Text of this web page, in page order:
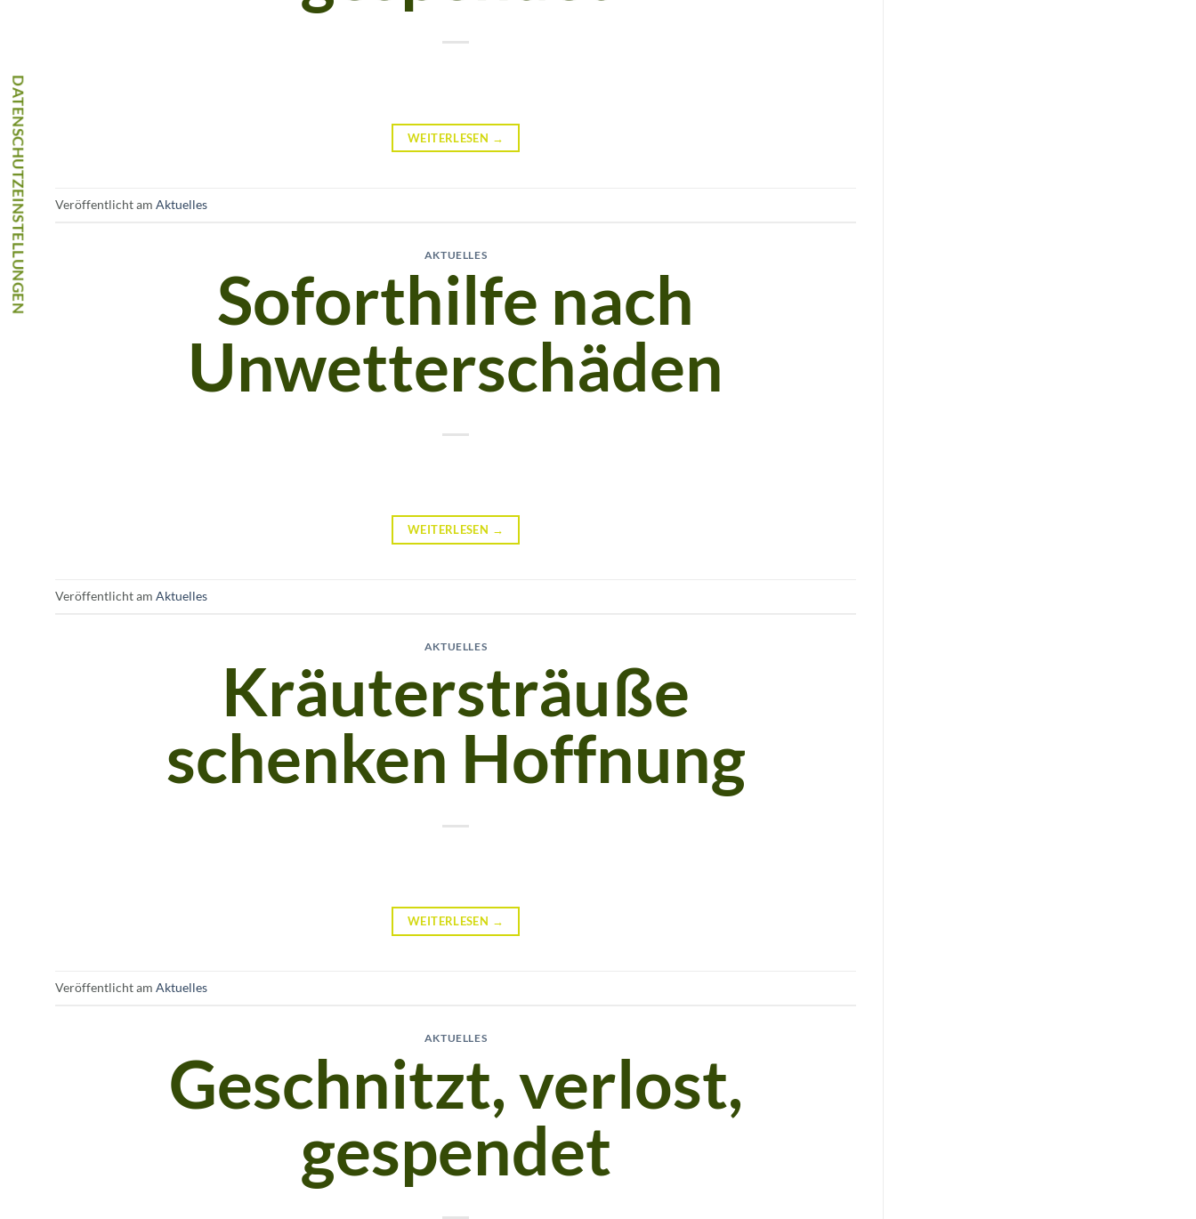
WEITERLESEN →
Veröffentlicht am Aktuelles
AKTUELLES
Soforthilfe nach
Unwetterschäden
WEITERLESEN →
Veröffentlicht am Aktuelles
AKTUELLES
Kräutersträuße
schenken Hoffnung
WEITERLESEN →
Veröffentlicht am Aktuelles
AKTUELLES
Geschnitzt, verlost,
gespendet